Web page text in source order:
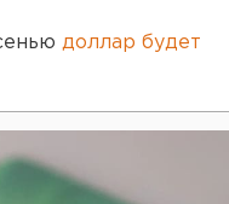
доллар будет